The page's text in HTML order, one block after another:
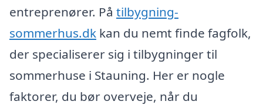
entreprenører. På tilbygning-
sommerhus.dk kan du nemt finde fagfolk,
der specialiserer sig i tilbygninger til
sommerhuse i Stauning. Her er nogle
faktorer, du bør overveje, når du